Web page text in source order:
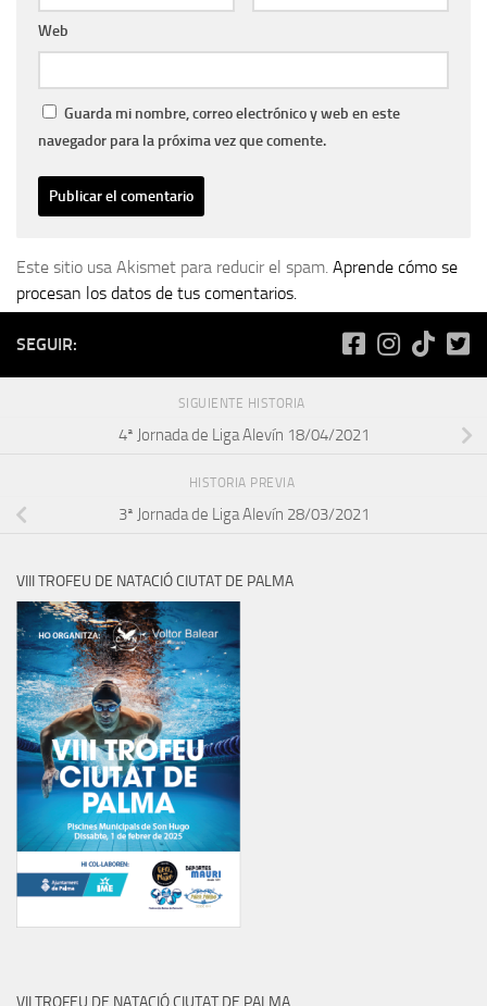
Web
Guarda mi nombre, correo electrónico y web en este
navegador para la próxima vez que comente.
Este sitio usa Akismet para reducir el spam. Aprende cómo se
procesan los datos de tus comentarios.
SEGUIR:
SIGUIENTE HISTORIA
4ª Jornada de Liga Alevín 18/04/2021
HISTORIA PREVIA
3ª Jornada de Liga Alevín 28/03/2021
VIII TROFEU DE NATACIÓ CIUTAT DE PALMA
VII TROFEU DE NATACIÓ CIUTAT DE PALMA